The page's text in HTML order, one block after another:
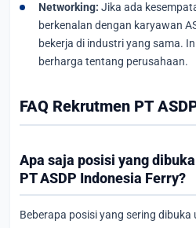
Networking: Jika ada
berkenalan dengan karyawan
bekerja di industri yang sama.
berharga tentang perusahaan.
FAQ Rekrutmen PT
Apa saja posisi yang
PT ASDP Indonesia Ferry?
Beberapa posisi yang sering